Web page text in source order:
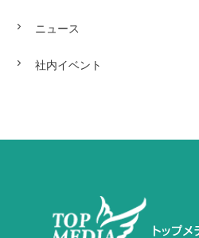
ニュース
社内イベント